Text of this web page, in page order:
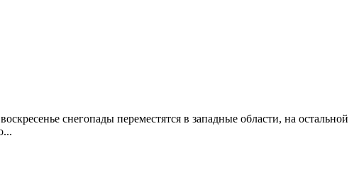
снегопады переместятся в западные области, на остальной
...